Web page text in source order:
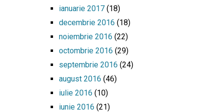
ianuarie 2017(18)
decembrie 2016 (18)
noiembrie 2016 (22)
octombrie 2016 (29)
septembrie 2016 (24)
august 2016 (46)
iulie 2016 (10)
iunie 2016 (21)